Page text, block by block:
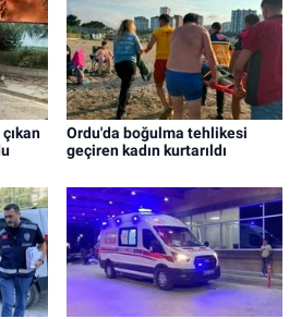
Ordu'da boğulma tehlikesi
geçiren kadın kurtarıldı